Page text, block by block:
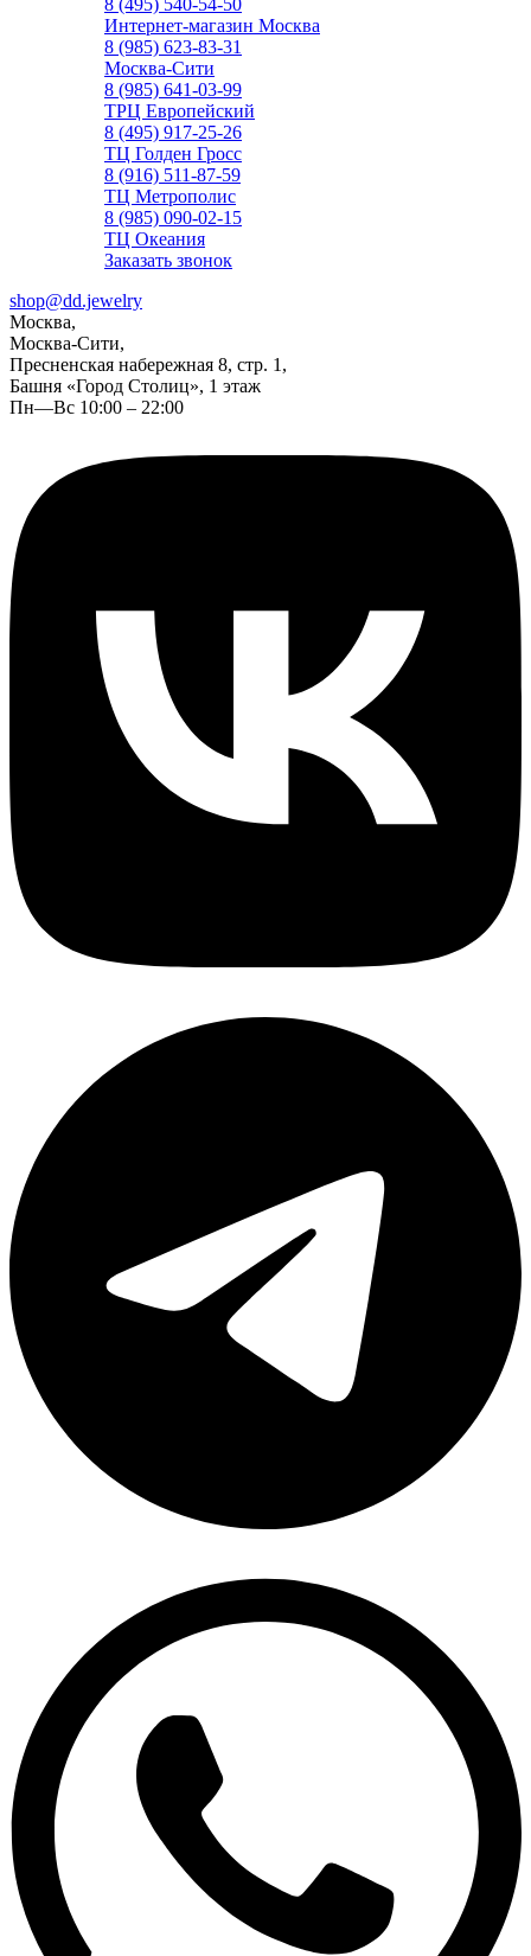
8 (495) 540-54-50
Интернет-магазин Москва
8 (985) 623-83-31
Москва-Сити
8 (985) 641-03-99
ТРЦ Европейский
8 (495) 917-25-26
ТЦ Голден Гросс
8 (916) 511-87-59
ТЦ Метрополис
8 (985) 090-02-15
ТЦ Океания
Заказать звонок
shop@dd.jewelry
Москва,
Москва-Сити,
Пресненская набережная 8, стр. 1,
Башня «Город Столиц», 1 этаж
Пн—Вс 10:00 – 22:00